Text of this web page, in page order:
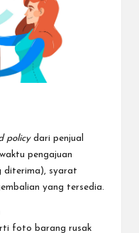
policydari penjual
pengajuan
diterima), syarat
yang tersedia.
foto barang rusak